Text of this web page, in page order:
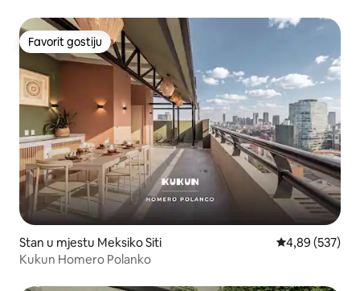
Favorit gostiju
Favorit gostiju
Stan u mjestu Meksiko Siti prosječna
4,89 (537)
Kukun Homero Polanko